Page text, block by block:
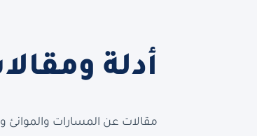
أدلة
مقالات عن المسارات والموانئ